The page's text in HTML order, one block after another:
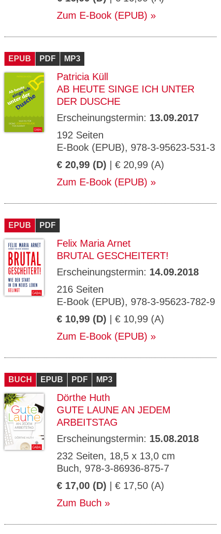
Zum E-Book (EPUB)
EPUB PDF MP3
Patricia Küll
AB HEUTE SINGE ICH UNTER
DER DUSCHE
Erscheinungstermin: 13.09.2017
192 Seiten
E-Book (EPUB), 978-3-95623-531-3
€ 20,99 (D) | € 20,99 (A)
Zum E-Book (EPUB)
EPUB PDF
Felix Maria Arnet
BRUTAL GESCHEITERT!
Erscheinungstermin: 14.09.2018
216 Seiten
E-Book (EPUB), 978-3-95623-782-9
€ 10,99 (D) | € 10,99 (A)
Zum E-Book (EPUB)
BUCH EPUB PDF MP3
Dörthe Huth
GUTE LAUNE AN JEDEM
ARBEITSTAG
Erscheinungstermin: 15.08.2018
232 Seiten, 18,5 x 13,0 cm
Buch, 978-3-86936-875-7
€ 17,00 (D) | € 17,50 (A)
Zum Buch